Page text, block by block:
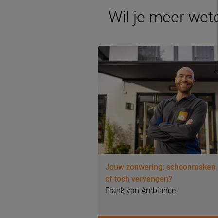
Wil je meer
Jouw zonwering: schoonmaken
of toch vervangen?
Frank van Ambiance